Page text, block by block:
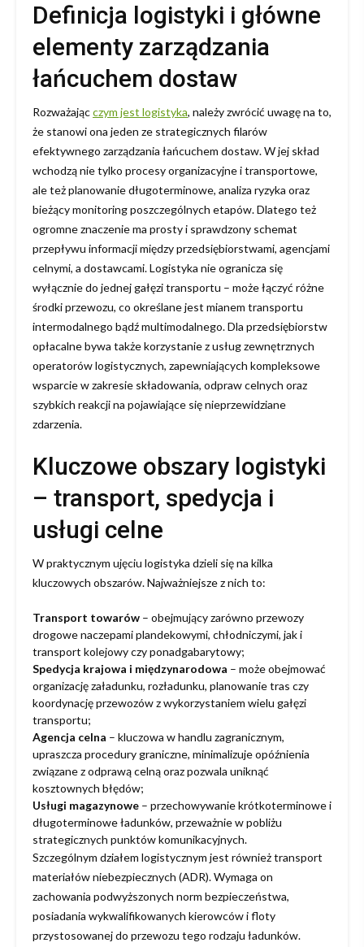
Definicja logistyki i główne
elementy zarządzania
łańcuchem dostaw
Rozważającczym jest logistyka, należy zwrócić uwagę na to,
że stanowi ona jeden ze strategicznych filarów
efektywnego zarządzania łańcuchem dostaw. W jej skład
wchodzą nie tylko procesy organizacyjne i transportowe,
ale też planowanie długoterminowe, analiza ryzyka oraz
bieżący monitoring poszczególnych etapów. Dlatego też
ogromne znaczenie ma prosty i sprawdzony schemat
przepływu informacji między przedsiębiorstwami, agencjami
celnymi, a dostawcami. Logistyka nie ogranicza się
wyłącznie do jednej gałęzi transportu – może łączyć różne
środki przewozu, co określane jest mianem transportu
intermodalnego bądź multimodalnego. Dla przedsiębiorstw
opłacalne bywa także korzystanie z usług zewnętrznych
operatorów logistycznych, zapewniających kompleksowe
wsparcie w zakresie składowania, odpraw celnych oraz
szybkich reakcji na pojawiające się nieprzewidziane
zdarzenia.
Kluczowe obszary logistyki
– transport, spedycja i
usługi celne
W praktycznym ujęciu logistyka dzieli się na kilka
kluczowych obszarów. Najważniejsze z nich to:
Transport towarów – obejmujący zarówno przewozy
drogowe naczepami plandekowymi, chłodniczymi, jak i
transport kolejowy czy ponadgabarytowy;
Spedycja krajowa i międzynarodowa – może obejmować
organizację załadunku, rozładunku, planowanie tras czy
koordynację przewozów z wykorzystaniem wielu gałęzi
transportu;
Agencja celna – kluczowa w handlu zagranicznym,
upraszcza procedury graniczne, minimalizuje opóźnienia
związane z odprawą celną oraz pozwala uniknąć
kosztownych błędów;
Usługi magazynowe – przechowywanie krótkoterminowe i
długoterminowe ładunków, przeważnie w pobliżu
strategicznych punktów komunikacyjnych.
Szczególnym działem logistycznym jest również transport
materiałów niebezpiecznych (ADR). Wymaga on
zachowania podwyższonych norm bezpieczeństwa,
posiadania wykwalifikowanych kierowców i floty
przystosowanej do przewozu tego rodzaju ładunków.